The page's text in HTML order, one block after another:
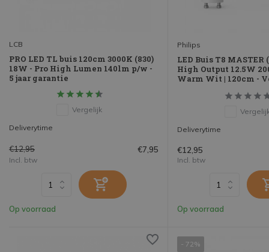
LCB
PRO LED TL buis 120cm 3000K (830)
18W - Pro High Lumen 140lm p/w -
5 jaar garantie
Vergelijk
Deliverytime
€12,95 €7,95
Incl. btw
Op voorraad
Philips
LED Buis T8
High Output 12.5W
Warm Wit | 120cm -
Deliverytime
€12,95
Incl. btw
Op voorraad
- 72%